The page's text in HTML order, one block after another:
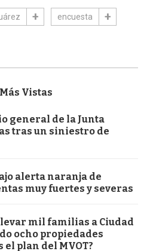
encuesta
Vistas
general de la Junta
tras un siniestro de
alerta naranja de
muy fuertes y severas
mil familias a Ciudad
ocho propiedades
el plan del MVOT?